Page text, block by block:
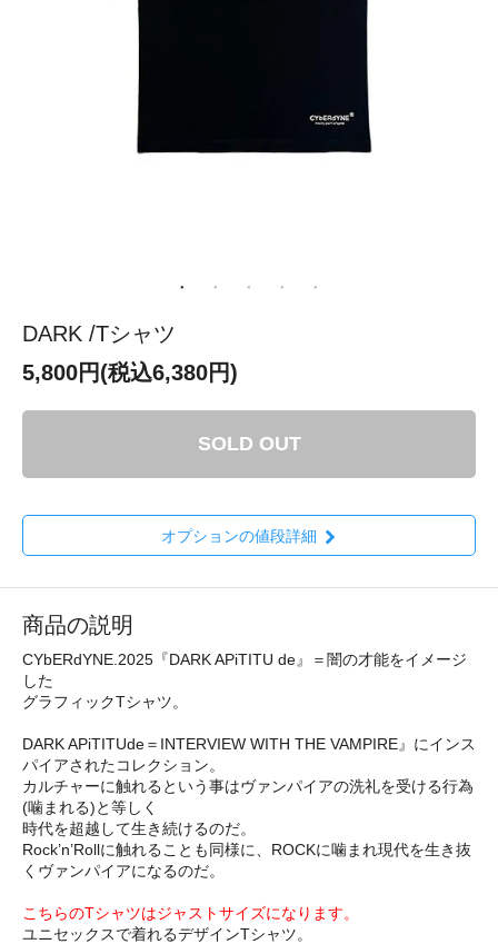
DARK /Tシャツ
5,800円(税込6,380円)
SOLD OUT
オプションの値段詳細
商品の説明
CYbERdYNE.2025『DARK APiTITU de』＝闇の才能をイメージ
した
グラフィックTシャツ。
DARK APiTITUde＝INTERVIEW WITH THE VAMPIRE』にインス
パイアされたコレクション。
カルチャーに触れるという事はヴァンパイアの洗礼を受ける行為
(噛まれる)と等しく
時代を超越して生き続けるのだ。
Rock’n’Rollに触れることも同様に、ROCKに噛まれ現代を生き抜
くヴァンパイアになるのだ。
こちらのTシャツはジャストサイズになります。
ユニセックスで着れるデザインTシャツ。